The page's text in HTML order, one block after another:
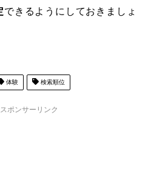
できるようにしておきましょ
体験 検索順位
スポンサーリンク